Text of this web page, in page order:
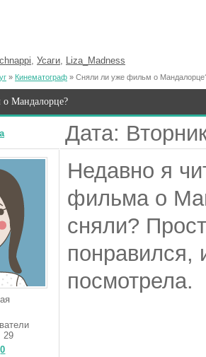
, Усаги, Liza_Madness
» Кинематограф » Сняли ли уже фильм о
Мандалорце?
Дата:
29
0
Недавно я
фильма о
сняли?
понравился,
посмотрела.